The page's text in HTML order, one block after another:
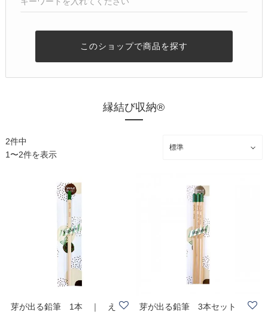
このショップで商品を探す
縁結び収納®
2件中
1〜2件を表示
芽が出る鉛筆 1本 ｜ え
芽が出る鉛筆 3本セット